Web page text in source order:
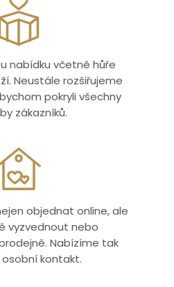
nabídku včetně hůře
Neustále rozšiřujeme
pokryli všechny
zákazníků.
objednat online, ale
vyzvednout nebo
Nabízíme tak
kontakt.